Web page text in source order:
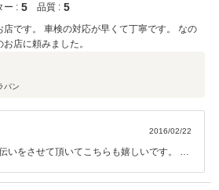
ー : 5 品質 : 5
です。 車検の対応が早くて丁寧です。 なの
店に頼みました。
パン
2016/02/22
いをさせて頂いてこちらも嬉しいです。 車